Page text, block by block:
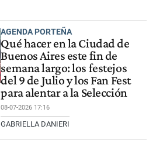
AGENDA PORTEÑA
Qué hacer en la Ciudad de
Buenos Aires este fin de
semana largo: los festejos
del 9 de Julio y los Fan Fest
para alentar a la Selección
08-07-2026 17:16
GABRIELLA DANIERI